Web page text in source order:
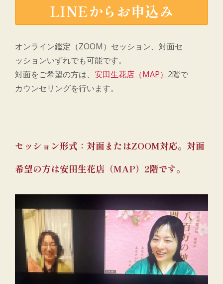
LINEからお申込み
オンライン鑑定（ZOOM）セッション、対面セ
ッションいずれでも可能です。
対面をご希望の方は、 安田生花店（MAP） 2階で
カウンセリングを行います。
セッション形式：対面またはZOOM対応。対面
希望の方は安田生花店（MAP）2階です。